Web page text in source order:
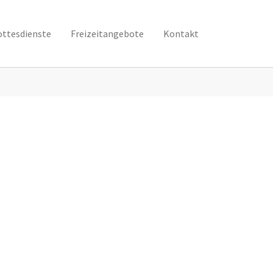
Freizeitangebote Kontakt